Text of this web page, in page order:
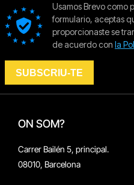
ON SOM?
Carrer Bailén 5, principal.
08010, Barcelona